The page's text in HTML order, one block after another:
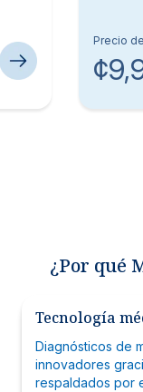
Precio
¿Por qué
Tecnología
Diagnósticos de
innovadores
respaldados por